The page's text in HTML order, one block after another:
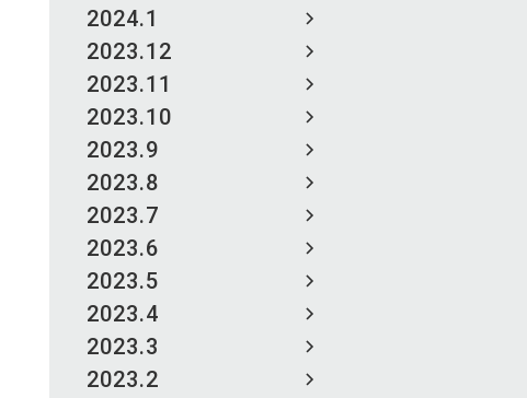
2024.1
2023.12
2023.11
2023.10
2023.9
2023.8
2023.7
2023.6
2023.5
2023.4
2023.3
2023.2